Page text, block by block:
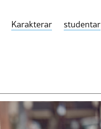
Karakterar studentar